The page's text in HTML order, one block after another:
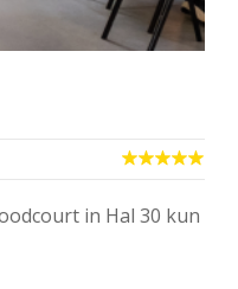
in Hal 30 kun